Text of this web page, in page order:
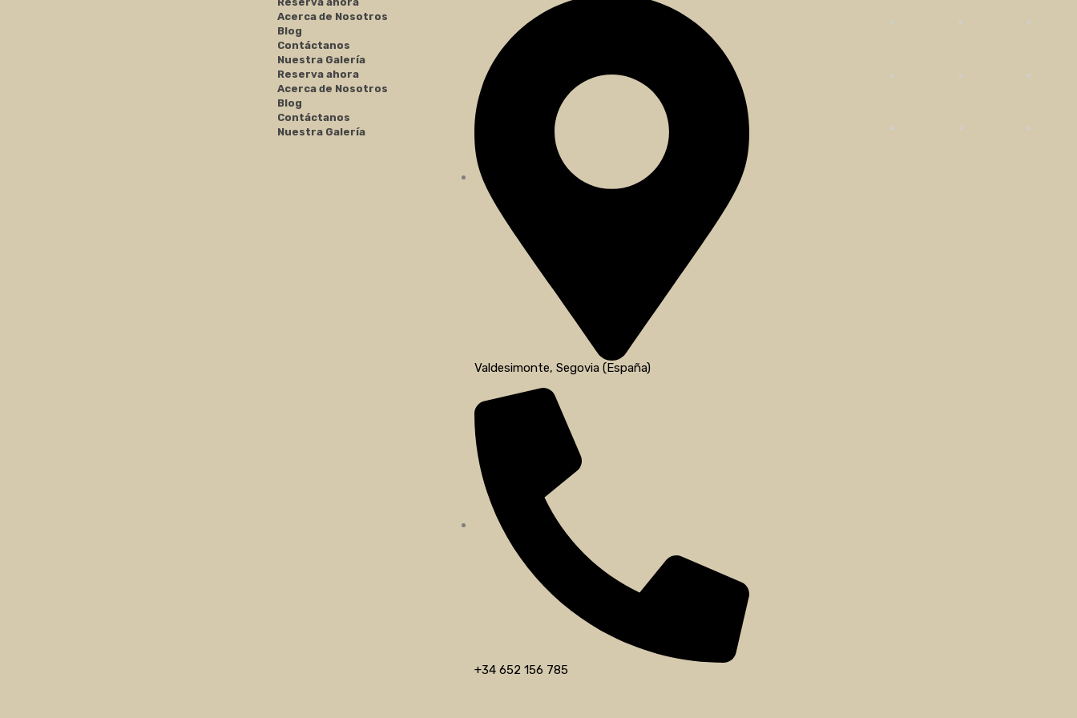
Acerca de Nosotros
Blog
Contáctanos
Nuestra Galería
Reserva ahora
Acerca de Nosotros
Blog
Contáctanos
Nuestra Galería
Valdesimonte, Segovia (España)
+34 652 156 785